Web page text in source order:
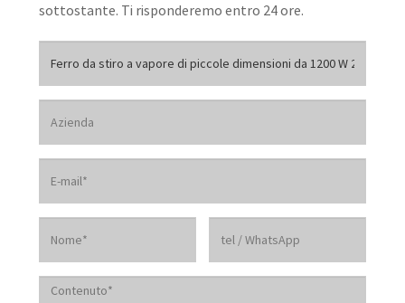
sottostante. Ti risponderemo entro 24 ore.